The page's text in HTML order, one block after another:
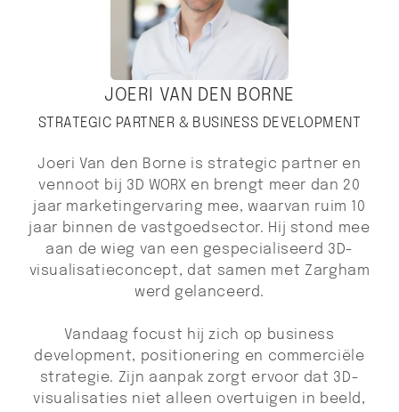
JOERI VAN DEN BORNE
STRATEGIC PARTNER & BUSINESS DEVELOPMENT
Joeri Van den Borne is strategic partner en
vennoot bij 3D WORX en brengt meer dan 20
jaar marketingervaring mee, waarvan ruim 10
jaar binnen de vastgoedsector. Hij stond mee
aan de wieg van een gespecialiseerd 3D-
visualisatieconcept, dat samen met Zargham
werd gelanceerd.
Vandaag focust hij zich op business
development, positionering en commerciële
strategie. Zijn aanpak zorgt ervoor dat 3D-
visualisaties niet alleen overtuigen in beeld,